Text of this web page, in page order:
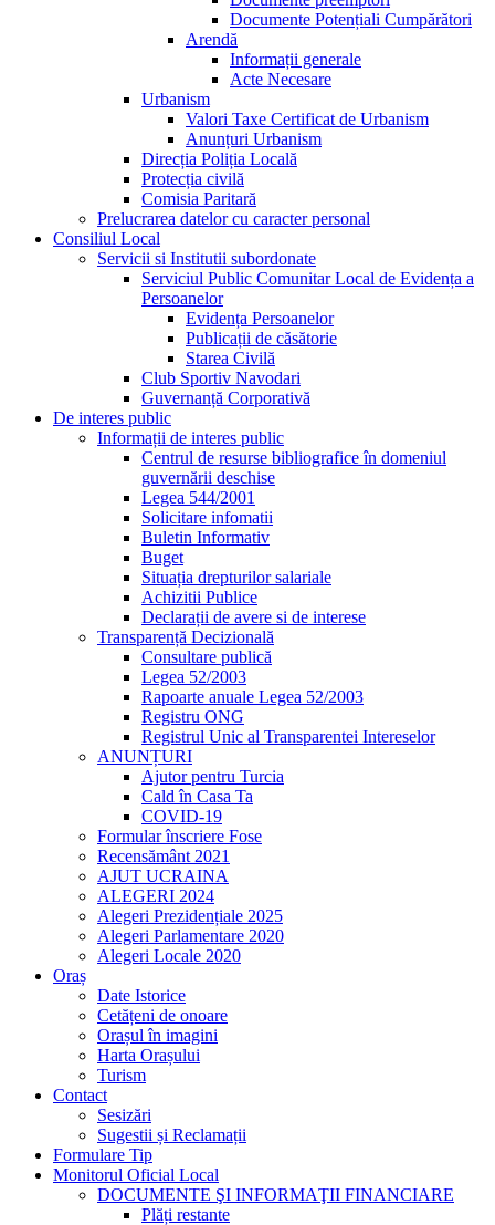
Documente Potențiali Cumpărători
Arendă
Informații generale
Acte Necesare
Urbanism
Valori Taxe Certificat de Urbanism
Anunțuri Urbanism
Direcția Poliția Locală
Protecția civilă
Comisia Paritară
Prelucrarea datelor cu caracter personal
Consiliul Local
Servicii si Institutii subordonate
Serviciul Public Comunitar Local de Evidența a
Persoanelor
Evidența Persoanelor
Publicații de căsătorie
Starea Civilă
Club Sportiv Navodari
Guvernanță Corporativă
De interes public
Informații de interes public
Centrul de resurse bibliografice în domeniul
guvernării deschise
Legea 544/2001
Solicitare infomatii
Buletin Informativ
Buget
Situația drepturilor salariale
Achizitii Publice
Declarații de avere si de interese
Transparență Decizională
Consultare publică
Legea 52/2003
Rapoarte anuale Legea 52/2003
Registru ONG
Registrul Unic al Transparentei Intereselor
ANUNȚURI
Ajutor pentru Turcia
Cald în Casa Ta
COVID-19
Formular înscriere Fose
Recensământ 2021
AJUT UCRAINA
ALEGERI 2024
Alegeri Prezidențiale 2025
Alegeri Parlamentare 2020
Alegeri Locale 2020
Oraș
Date Istorice
Cetățeni de onoare
Orașul în imagini
Harta Orașului
Turism
Contact
Sesizări
Sugestii și Reclamații
Formulare Tip
Monitorul Oficial Local
DOCUMENTE ŞI INFORMAŢII FINANCIARE
Plăți restante